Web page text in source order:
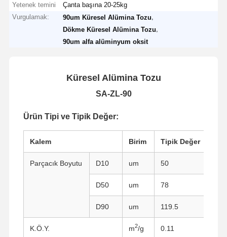
Yetenek temini
Çanta başına 20-25kg
Vurgulamak:
90um Küresel Alümina Tozu
Dökme Küresel Alümina Tozu
90um alfa alüminyum oksit
Küresel Alümina Tozu
SA-ZL-90
Ürün Tipi ve Tipik Değer:
Kalem Birim Tipik Değer
Parçacık Boyutu D10 um 50
D50 um 78
D90 um 119.5
K.Ö.Y. m2/g 0.11